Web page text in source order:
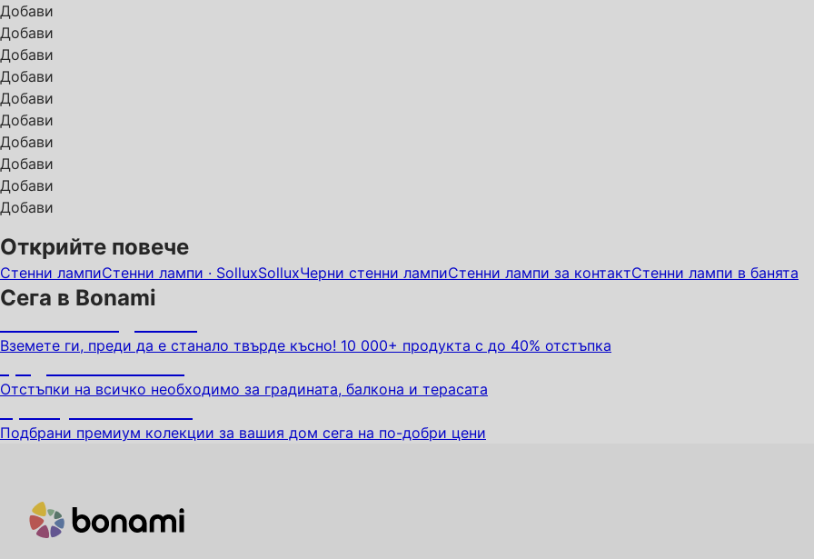
Добави
Добави
Добави
Добави
Добави
Добави
Добави
Добави
Добави
Добави
Открийте повече
Стенни лампиСтенни лампи · SolluxSolluxЧерни стенни лампиСтенни лампи за контактСтенни лампи в банята
Сега в Bonami
Вземете ги, преди да е станало твърде късно! 10 000+ продукта с до 40% отстъпка
Отстъпки на всичко необходимо за градината, балкона и терасата
Подбрани премиум колекции за вашия дом сега на по-добри цени